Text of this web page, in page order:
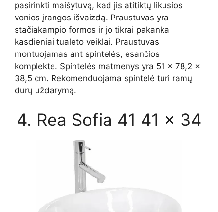
pasirinkti maišytuvą, kad jis atitiktų likusios
vonios įrangos išvaizdą. Praustuvas yra
stačiakampio formos ir jo tikrai pakanka
kasdieniai tualeto veiklai. Praustuvas
montuojamas ant spintelės, esančios
komplekte. Spintelės matmenys yra 51 × 78,2 ×
38,5 cm. Rekomenduojama spintelė turi ramų
durų uždarymą.
4. Rea Sofia 41 41 × 34